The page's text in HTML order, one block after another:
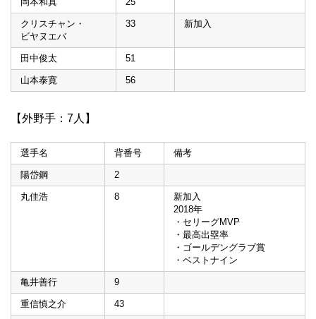
クリスチャン・
ビヤヌエバ
33 新加入
田中俊太 51
山本泰寛 56
【外野手：7人】
選手名 背番号 備考
陽岱鋼 2
丸佳浩 8
新加入
2018年
・セリーグMVP
・最高出塁率
・ゴールデングラブ賞
・ベストナイン
亀井善行 9
重信慎之介 43